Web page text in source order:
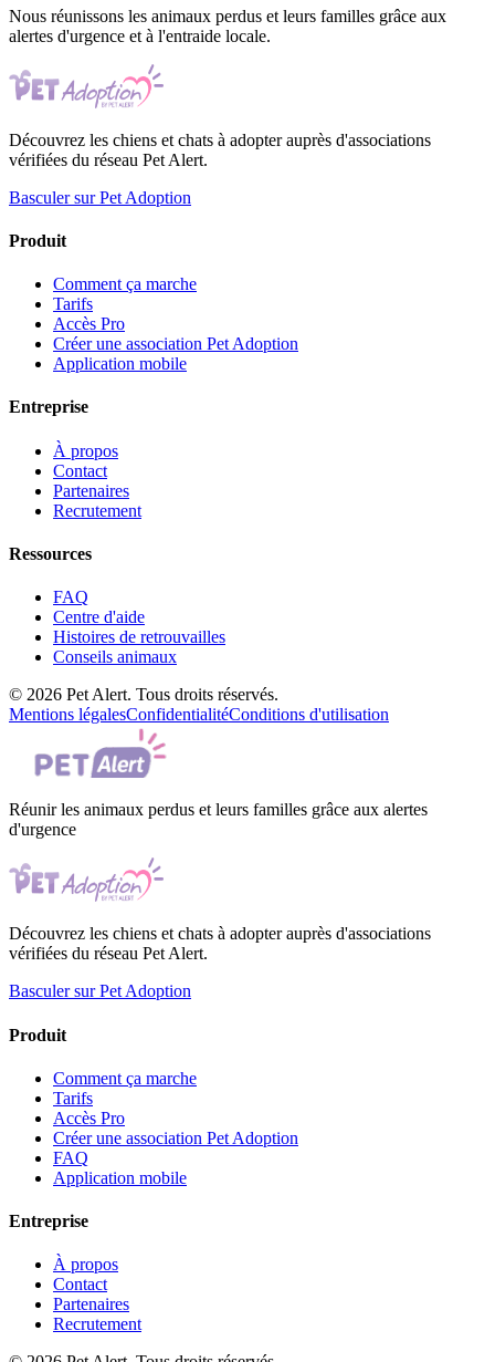
Nous réunissons les animaux perdus et leurs familles grâce aux
alertes d'urgence et à l'entraide locale.
Découvrez les chiens et chats à adopter auprès d'associations
vérifiées du réseau Pet Alert.
Basculer sur Pet Adoption
Produit
Comment ça marche
Tarifs
Accès Pro
Créer une association Pet Adoption
Application mobile
Entreprise
À propos
Contact
Partenaires
Recrutement
Ressources
FAQ
Centre d'aide
Histoires de retrouvailles
Conseils animaux
© 2026 Pet Alert. Tous droits réservés.
Mentions légalesConfidentialitéConditions d'utilisation
Réunir les animaux perdus et leurs familles grâce aux alertes
d'urgence
Découvrez les chiens et chats à adopter auprès d'associations
vérifiées du réseau Pet Alert.
Basculer sur Pet Adoption
Produit
Comment ça marche
Tarifs
Accès Pro
Créer une association Pet Adoption
FAQ
Application mobile
Entreprise
À propos
Contact
Partenaires
Recrutement